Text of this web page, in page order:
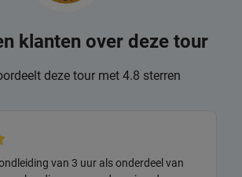
klanten over deze tour
deze tour met 4.8 sterren
van 3 uur als onderdeel van